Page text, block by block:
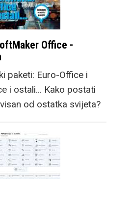
Office -
paketi: Euro-Office i
i ostali... Kako postati
od ostatka svijeta?